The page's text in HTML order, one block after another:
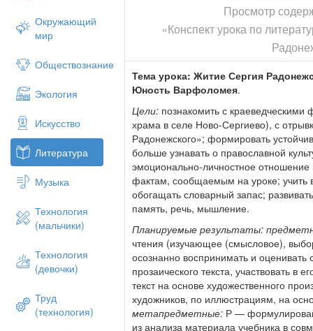
Окружающий
мир
Обществознание
Экология
Искусство
Литература
Музыка
Технология
(мальчики)
Технология
(девочки)
Труд
(технология)
Припустили коней богатырских,
Стали бить-то силушку татарскую,
Притоптали тут всю силушку
Прочитайте способом «птичий
выразительно).
Определите тему и цели урока.
Работа по теме урока
Проведем словарную работу.
(Учитель и ученики объясняют
высоконравственный,
по своим качествам, изяществу.
УГОДНИК - 1) человек, который
некоторых святых.
ДОБРОДЕТЕЛЬ — положительное
нравственность, моральная чистота.
ПРАВЕДНЫЙ —у верующих:
религиозным правилам.
торжественное обещание,
Просмотр
«Конспект урока по
Тема урока:Житие Сергия
Юность Варфоломея.
Цели: познакомить с
храма в селе Ново-Сергиево), с
Радонежского»; формировать
больше узнавать о православной
эмоционально-личностное отношение
фактам, сообщаемым на уроке; учить
обогащать словарный за­пас;
память, речь, мышление.
Планируемые результаты:
чтения (изучающее (смысловое),
осознанно воспринимать и
прозаического текста, участвовать в
текст на основе художественного
художников, по иллюстрациям, на
метапредметные: Р —
из анализа материала учебника в